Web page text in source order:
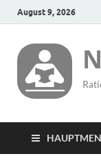
August 9, 2026